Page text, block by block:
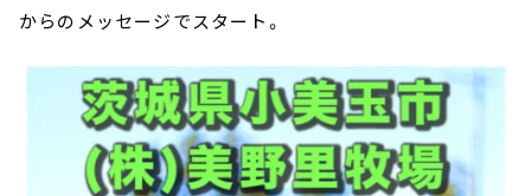
からのメッセージでスタート。